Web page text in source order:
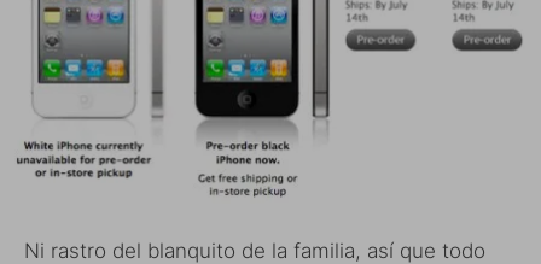
Ni rastro del blanquito de la familia, así que todo